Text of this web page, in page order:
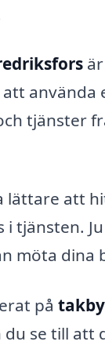
använda
tjänster
att
i tjänsten.
möta dina
på
se till